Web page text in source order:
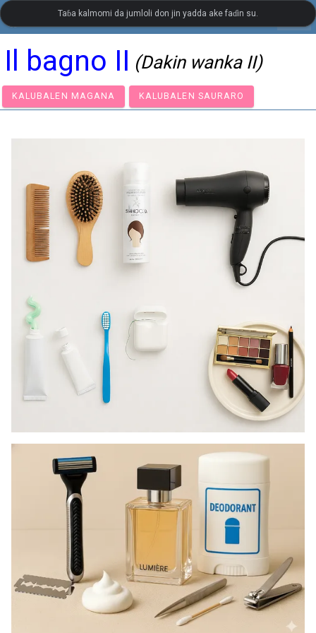
LanguageGuide.org•Kamus Bahasa Italiya Visual
Il bagno II (Dakin wanka II)
KALUBALEN MAGANA KALUBALEN SAURARO
Taɓa kalmomi da jumloli don jin yadda ake faɗin su.